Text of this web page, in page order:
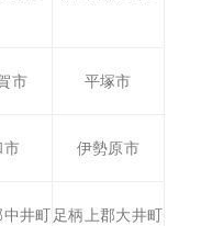
市 平塚市
市 伊勢原市
中井町足柄上郡大井町